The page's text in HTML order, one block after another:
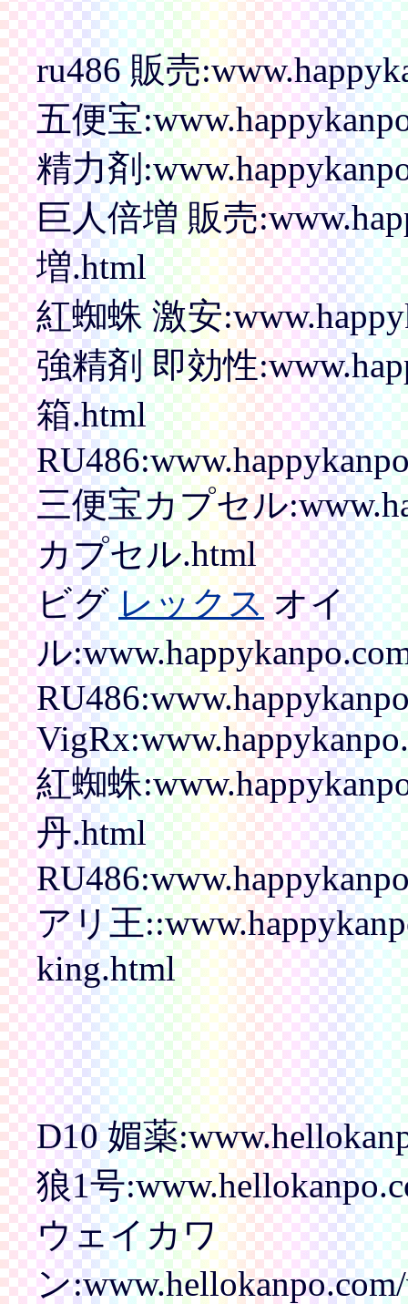
ru486 販売
五便宝
精力剤
巨人倍増 販売
増.html
紅蜘蛛 激安
強精剤 即効性
箱.html
三便宝カプセル
カプセル.html
ビグレックスオイ
ル
紅蜘蛛
丹.html
アリ王
king.html
D10 媚薬
狼1号
ウェイカワ
ン